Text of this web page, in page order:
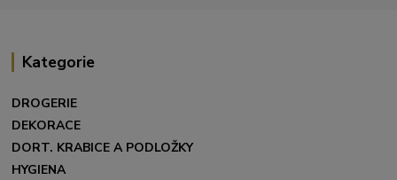
Kategorie
DROGERIE
DEKORACE
DORT. KRABICE A PODLOŽKY
HYGIENA